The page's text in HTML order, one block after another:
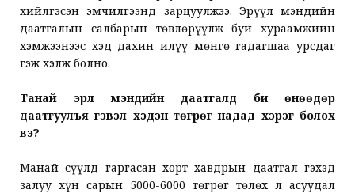
хийлгэсэн эмчилгээнд зарцуулжээ. Эрүүл мэндийн
даатгалын салбарын төвлөрүүлж буй хураамжийн
хэмжээнээс хэд дахин илүү мөнгө гадагшаа урсдаг
гэж хэлж болно.
Танай эрүүл мэндийн даатгалд би өнөөдөр
даатгуулъя гэвэл хэдэн төгрөг надад хэрэг болох
вэ?
Манай сүүлд гаргасан хорт хавдрын даатгал гэхэд
залуу хүн сарын 5000-6000 төгрөг төлөх л асуудал